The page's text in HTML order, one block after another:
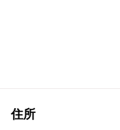
住所